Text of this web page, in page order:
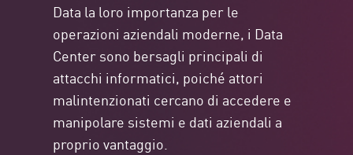
Data la loro importanza per le
operazioni aziendali moderne, i Data
Center sono bersagli principali di
attacchi informatici, poiché attori
malintenzionati cercano di accedere e
manipolare sistemi e dati aziendali a
proprio vantaggio.